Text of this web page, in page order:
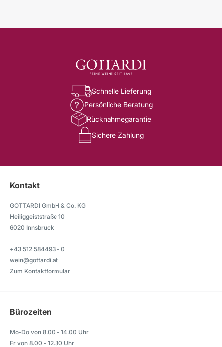
Schnelle Lieferung
Persönliche Beratung
Rücknahmegarantie
Sichere Zahlung
Kontakt
GOTTARDI GmbH & Co. KG
Heiliggeiststraße 10
6020 Innsbruck
+43 512 584493 - 0
wein@gottardi.at
Zum Kontaktformular
Bürozeiten
Mo-Do von 8.00 - 14.00 Uhr
Fr von 8.00 - 12.30 Uhr